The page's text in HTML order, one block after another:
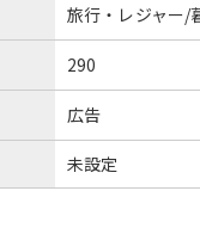
旅行・レジャー/
290
広告
未設定